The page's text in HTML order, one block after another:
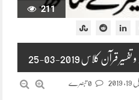
211
قرآن کلاس 2019-03-25
2019